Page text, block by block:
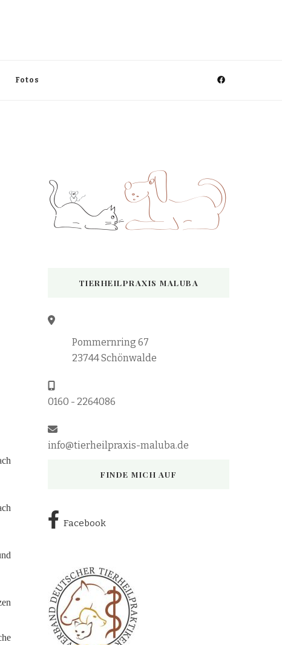
Fotos
TIERHEILPRAXIS MALUBA
Pommernring 67
23744 Schönwalde
0160 - 2264086
info@tierheilpraxis-maluba.de
FINDE MICH AUF
Facebook